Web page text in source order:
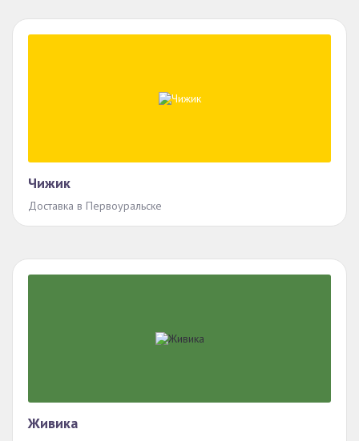
Чижик
Доставка в Первоуральске
Живика